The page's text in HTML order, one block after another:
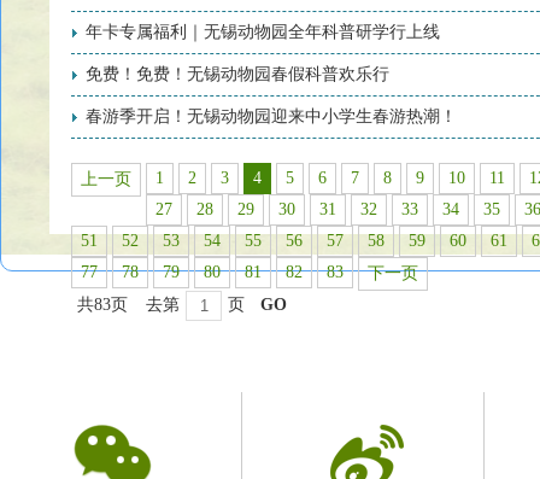
年卡专属福利｜无锡动物园全年科普研学行上线
免费！免费！无锡动物园春假科普欢乐行
春游季开启！无锡动物园迎来中小学生春游热潮！
上一页 1 2 3 4 5 6 7 8 9 10 11
27
28 29 30 31 32 33 34 35
36
51
52 53 54 55 56 57 58 59 60 61
77
78 79 80 81 82 83
下一页
共83页
去第 页 GO